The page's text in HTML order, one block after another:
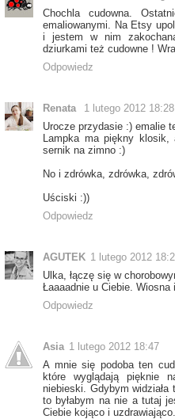
Chochla cudowna.
emaliowanymi. Na Etsy
i jestem w nim
dziurkami też cudowne !
Odpowiedz
Renata
1 lutego 2012 18:28
Urocze przydasie :) emalie
Lampka ma piękny
sernik na zimno :)
No i zdrówka, zdrówka,
Uściski :))
Odpowiedz
AGUTEK 1 lutego 2012
Ulka, łączę się w
Łaaaadnie u Ciebie. Wiosna
Odpowiedz
Asia 1 lutego 2012 18:47
A mnie się podoba ten
które wyglądają pięknie
niebieski. Gdybym widziała
to byłabym na nie a tutaj
Ciebie kojąco i